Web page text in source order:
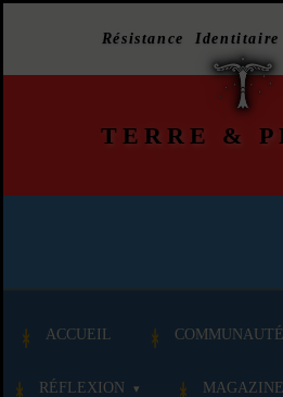
Résistance Identitaire
TERRE &
ACCUEIL COMMUNAUTÉ
RÉFLEXION MAGAZINE